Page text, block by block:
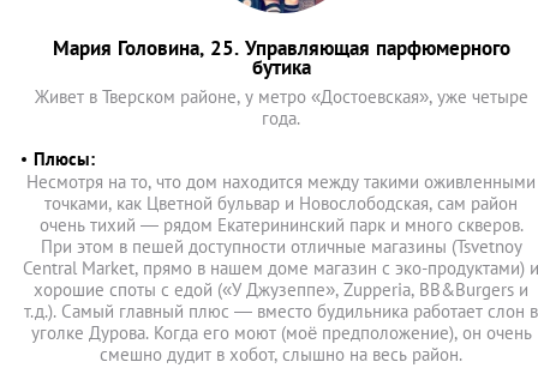
Мария Головина, 25. Управляющая парфюмерного
бутика
Живет в Тверском районе, у метро «Достоевская», уже четыре
года.
Плюсы:
Несмотря на то, что дом находится между такими оживленными
точками, как Цветной бульвар и Новослободская, сам район
очень тихий — рядом Екатерининский парк и много скверов.
При этом в пешей доступности отличные магазины (Tsvetnoy
Central Market, прямо в нашем доме магазин с эко-продуктами) и
хорошие споты с едой («У Джузеппе», Zupperia, BB&Burgers и
т.д.). Самый главный плюс — вместо будильника работает слон в
уголке Дурова. Когда его моют (моё предположение), он очень
смешно дудит в хобот, слышно на весь район.